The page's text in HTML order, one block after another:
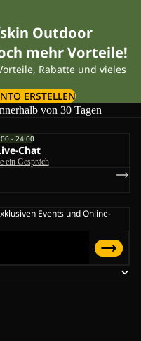
Outdoor
mehr Vorteile!
Rabatte und vieles
ERSTELLEN
von 30 Tagen
- 24:00
Chat
ein Gespräch
Events und Online-